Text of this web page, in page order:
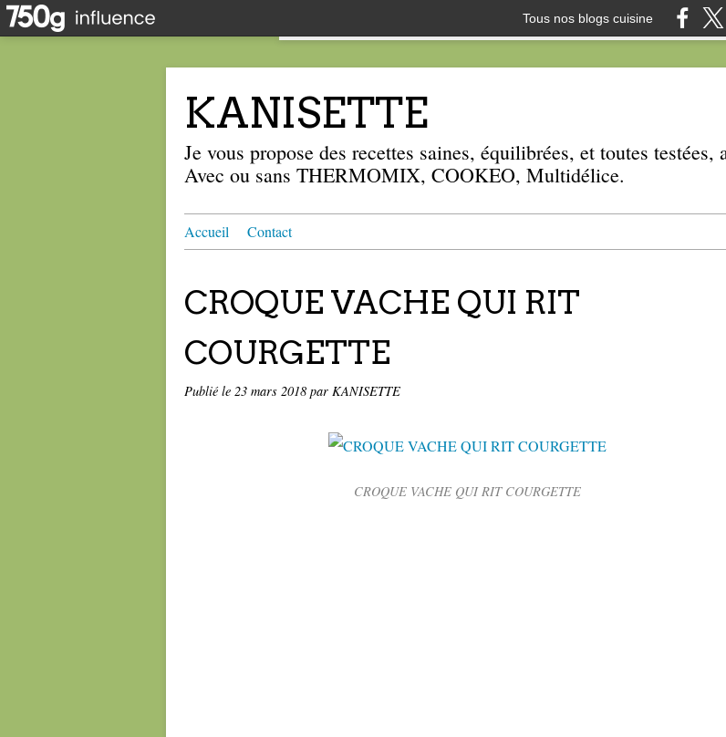
Tous nos blogs cuisine
KANISETTE
Je vous propose des recettes saines, équilibrées, et toutes
Avec ou sans THERMOMIX, COOKEO, Multidélice.
Accueil Contact
CROQUE VACHE QUI RIT
COURGETTE
Publié le 23 mars 2018 par KANISETTE
CROQUE VACHE QUI RIT COURGETTE